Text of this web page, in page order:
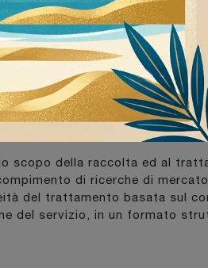
degli stessi, le finalità
dei dati nel caso ricorra
legge, compresi quelli di cui
della raccolta ed al
di ricerche di
del trattamento basata sul
del servizio, in un formato